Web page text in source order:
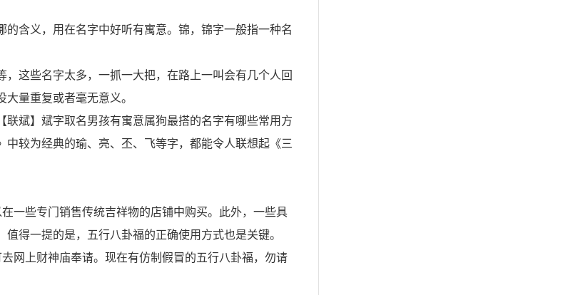
含义，用在名字中好听有寓意。锦，锦字一般指一种名
这些名字太多，一抓一大把，在路上一叫会有几个人回
量重复或者毫无意义。
斌】斌字取名男孩有寓意属狗最搭的名字有哪些常用方
较为经典的瑜、亮、丕、飞等字，都能令人联想起《三
一些专门销售传统吉祥物的店铺中购买。此外，一些具
得一提的是，五行八卦福的正确使用方式也是关键。
网上财神庙奉请。现在有仿制假冒的五行八卦福，勿请